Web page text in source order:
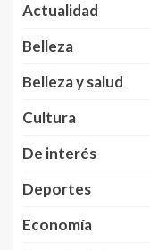
Actualidad
Belleza
Belleza y salud
Cultura
De interés
Deportes
Economía